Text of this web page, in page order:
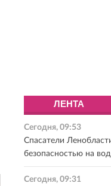
ЛЕНТА
Сегодня, 09:53
Спасатели
безопасностью на
Сегодня, 09:31